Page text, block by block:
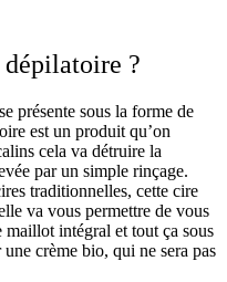
dépilatoire ?
présente sous la forme de
est un produit qu’on
cela va détruire la
par un simple rinçage.
traditionnelles, cette cire
va vous permettre de vous
maillot intégral et tout ça sous
crème bio, qui ne sera pas